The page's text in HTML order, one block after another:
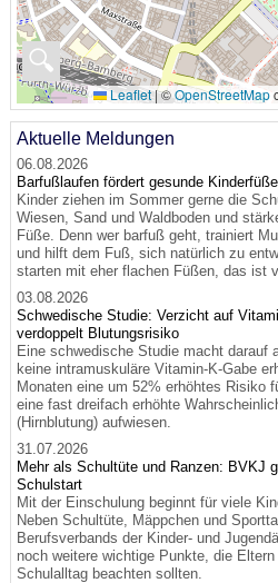
🔍
Leaflet |©OpenStreetMap
Aktuelle Meldungen
06.08.2026
Barfußlaufen fördert gesunde Kinderfüße
Kinder ziehen im Sommer gerne die
Wiesen, Sand und Waldboden und
Füße. Denn wer barfuß geht, trainiert
und hilft dem Fuß, sich natürlich zu
starten mit eher flachen Füßen, das ist
03.08.2026
Schwedische Studie: Verzicht auf
verdoppelt Blutungsrisiko
Eine schwedische Studie macht darauf
keine intramuskuläre Vitamin-K-Gabe
Monaten eine um 52% erhöhtes Risiko
eine fast dreifach erhöhte
(Hirnblutung) aufwiesen.
31.07.2026
Mehr als Schultüte und Ranzen: BVKJ
Schulstart
Mit der Einschulung beginnt für viele
Neben Schultüte, Mäppchen und
Berufsverbands der Kinder- und
noch weitere wichtige Punkte, die
Schulalltag beachten sollten.